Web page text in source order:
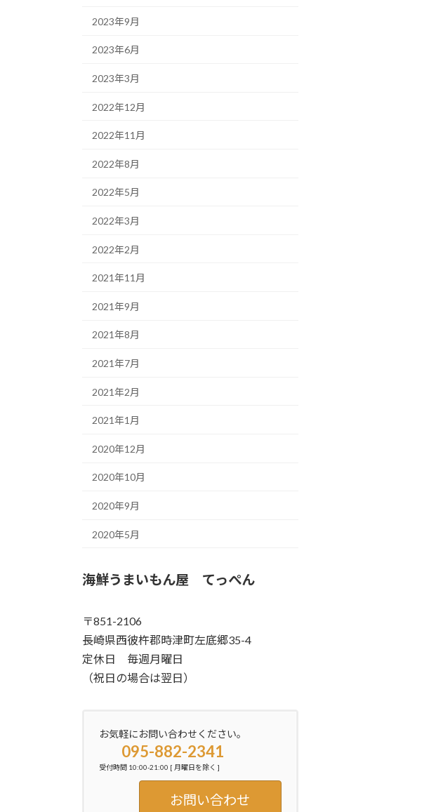
2023年9月
2023年6月
2023年3月
2022年12月
2022年11月
2022年8月
2022年5月
2022年3月
2022年2月
2021年11月
2021年9月
2021年8月
2021年7月
2021年2月
2021年1月
2020年12月
2020年10月
2020年9月
2020年5月
海鮮うまいもん屋 てっぺん
〒851-2106
長崎県西彼杵郡時津町左底郷35-4
定休日 毎週月曜日
（祝日の場合は翌日）
お気軽にお問い合わせください。
095-882-2341
受付時間 10:00-21:00 [ 月曜日を除く ]
お問い合わせ